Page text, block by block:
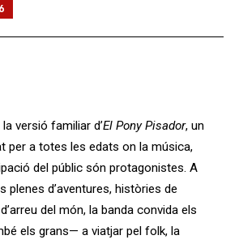
versió familiar d’El Pony Pisador, un
per a totes les edats on la música,
del públic són protagonistes. A
plenes d’aventures, històries de
del món, la banda convida els
els grans— a viatjar pel folk, la